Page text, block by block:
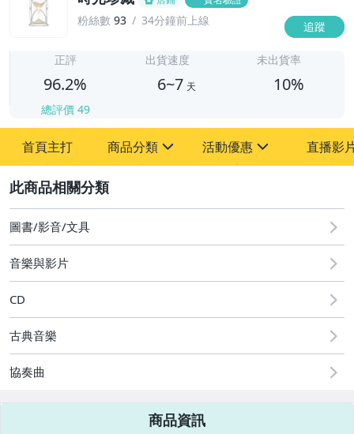
粉絲數 93 34分鐘前上線 追蹤
正評
96.2%
總評價 49
出貨速度
6~7 天
未出貨率
10%
首頁主打 商品分類
其它
活動優惠
[全店] 粉絲專享
[全店] 週年慶
直播影
圖書/影音/文具
音樂與影片
CD
古典音樂
協奏曲
商品資訊